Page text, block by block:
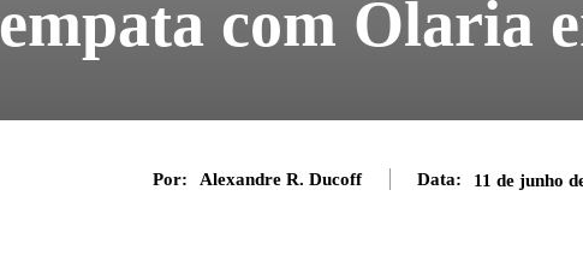
empata com Olaria
Por: Alexandre R. Ducoff Data: 11 de junho